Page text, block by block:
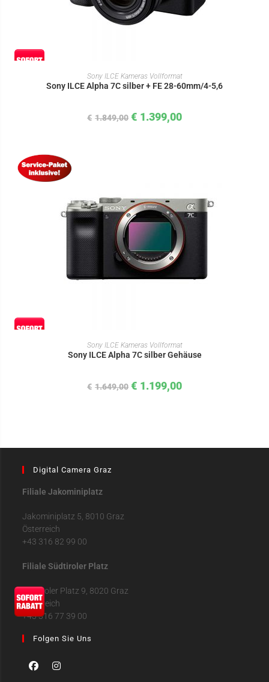
IN DEN WARENKORB
Sony ILCE Kameras Vollformat
Sony ILCE Alpha 7C silber + FE 28-60mm/4-5,6
€ 1.849,00 € 1.399,00
IN DEN WARENKORB
Sony ILCE Kameras Vollformat
Sony ILCE Alpha 7C silber Gehäuse
€ 1.649,00 € 1.199,00
Digital Camera Graz
Filiale Jakominiplatz
Jakominiplatz 5, 8010 Graz
Österreich
+43 316 82 99 00
Filiale Südtiroler Platz
Südtiroler Platz 9, 8020 Graz
Österreich
+43 316 77 39 00
Folgen Sie Uns